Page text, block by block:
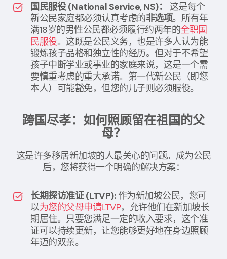
国民服役 (National Service, NS)：
这是每个
新公民家庭都必须认真考虑的非选项。所有年
满18岁的男性公民都必须履行约两年的全职国
民服役。这既是公民义务，也是许多人认为能
锻炼孩子品格和独立性的经历。但对于不希望
孩子中断学业或事业的家庭来说，这是一个需
要慎重考虑的重大承诺。第一代新公民（即您
本人）可能豁免，但您的儿子则必须服役。
跨国尽孝：如何照顾留在祖国的父
母？
这是许多移居新加坡的人最关心的问题。成为公民
后，您将获得一个明确的解决方案：
长期探访准证 (LTVP):作为新加坡公民，您可
以为您的父母申请LTVP，允许他们在新加坡长
期居住。只要您满足一定的收入要求，这个准
证可以持续更新，让您能够更好地在身边照顾
年迈的双亲。